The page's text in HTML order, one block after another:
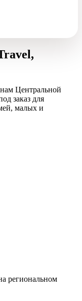
Центральной
заказ для
малых и
региональном